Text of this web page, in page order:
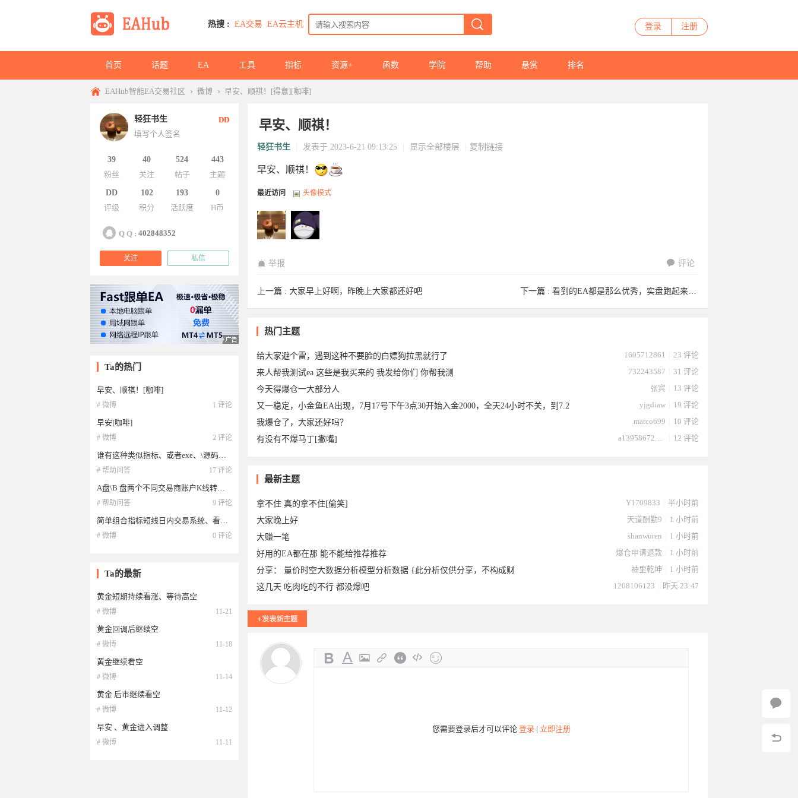
热搜 : EA交易 EA云主机 登录 注册
首页 话题 EA 工具 指标 资源+ 函数 学院 帮助 悬赏 排名
EAHub智能EA交易社区 › 微博 › 早安、顺祺！[得意][咖啡]
早安、顺祺！
轻狂书生 发表于 2023-6-21 09:13:25 显示全部楼层 复制链接
早安、顺祺！
最近访问 头像模式
于2023-
06-22
于2023-
06-21
举报 评论
上一篇 : 大家早上好啊，昨晚上大家都还好吧 下一篇 : 看到的EA都是那么优秀，实盘跑起来就是一言难尽。[呲牙] ...
热门主题
给大家避个雷，遇到这种不要脸的白嫖狗拉黑就行了 23 评论
1605712861
来人帮我测试ea 这些是我买来的 我发给你们 你帮我测
31 评论
732243587
今天得爆仓一大部分人
13 评论
张宾
又一稳定，小金鱼EA出现，7月17号下午3点30开始入金2000，全天24小时不关，到7.2
19 评论
yjgdiaw
我爆仓了，大家还好吗？
10 评论
marco699
有没有不爆马丁[撇嘴]
12 评论
a13958672232
最新主题
拿不住 真的拿不住[偷笑] 半小时前
Y1709833
大家晚上好
1 小时前
天道酬勤9
大赚一笔
1 小时前
shanwuren
好用的EA都在那 能不能给推荐推荐
1 小时前
爆仓申请退款
分享： 量价时空大数据分析模型分析数据 {此分析仅供分享，不构成财
1 小时前
袖里乾坤
这几天 吃肉吃的不行 都没爆吧
昨天 23:47
1208106123
您需要登录后才可以评论 登录| 立即注册
轻狂书生
DD
填写个人签名
39
粉丝
40
关注
524
帖子
443
主题
DD
评级
102
积分
193
活跃度
0
H币
Q Q : 402848352
关注 私信
Ta的热门
早安、顺祺！[咖啡]
# 微博 1 评论
早安[咖啡]
# 微博 2 评论
谁有这种类似指标、或者exe、\源码也行、[咖啡]
# 帮助问答 17 评论
A盘\B 盘两个不同交易商账户K线转换不同什么概念
# 帮助问答 9 评论
简单组合指标短线日内交易系统、看看如何~[咖啡]
# 微博 0 评论
Ta的最新
黄金短期持续看涨、等待高空
# 微博 11-21
黄金回调后继续空
# 微博 11-18
黄金继续看空
# 微博 11-14
黄金 后市继续看空
# 微博 11-12
早安 、黄金进入调整
# 微博 11-11